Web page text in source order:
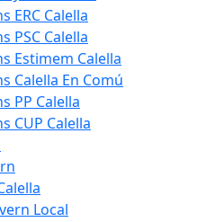
ERC Calella
PSC Calella
Estimem Calella
Calella En Comú
PP Calella
CUP Calella
Local